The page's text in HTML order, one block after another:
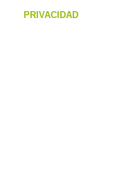
PRIVACIDAD